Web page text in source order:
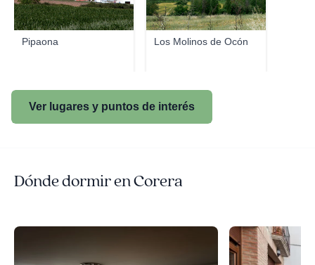
Pipaona Los Molinos de Ocón
Ver lugares y puntos de interés
Dónde dormir en Corera